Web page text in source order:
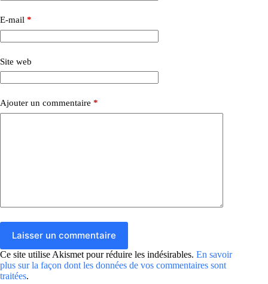
E-mail *
Site web
Ajouter un commentaire *
Laisser un commentaire
Ce site utilise Akismet pour réduire les indésirables. En savoir
plus sur la façon dont les données de vos commentaires sont
traitées.